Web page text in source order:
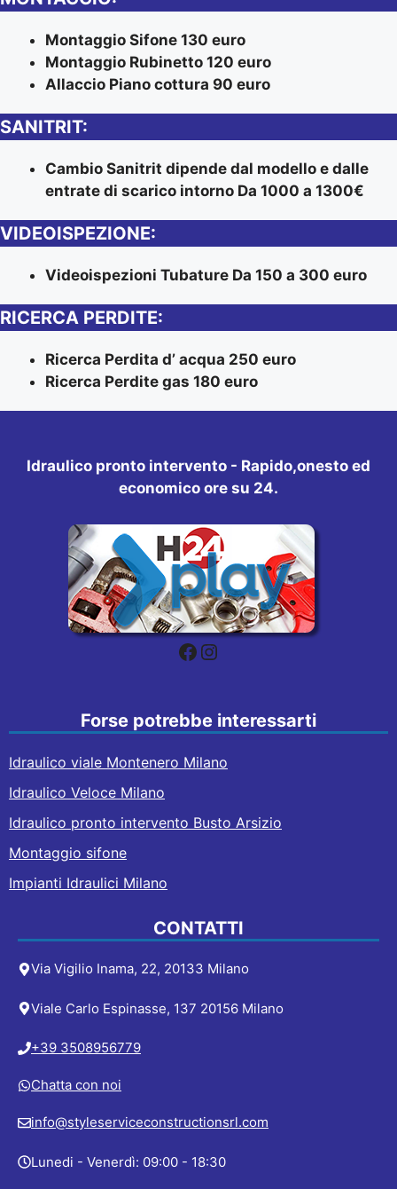
Montaggio Sifone 130 euro
Montaggio Rubinetto 120 euro
Allaccio Piano cottura 90 euro
SANITRIT:
Cambio Sanitrit dipende dal modello e dalle
entrate di scarico intorno Da 1000 a 1300€
VIDEOISPEZIONE:
Videoispezioni Tubature Da 150 a 300 euro
RICERCA PERDITE:
Ricerca Perdita d’ acqua 250 euro
Ricerca Perdite gas 180 euro
Idraulico pronto intervento - Rapido,onesto ed
economico ore su 24.
Facebook
Instagram
Forse potrebbe interessarti
Idraulico viale Montenero Milano
Idraulico Veloce Milano
Idraulico pronto intervento Busto Arsizio
Montaggio sifone
Impianti Idraulici Milano
CONTATTI
Via Vigilio Inama, 22, 20133 Milano
Viale Carlo Espinasse, 137 20156 Milano
+39 3508956779
Chatta con noi
info@styleserviceconstructionsrl.com
Lunedi - Venerdì: 09:00 - 18:30